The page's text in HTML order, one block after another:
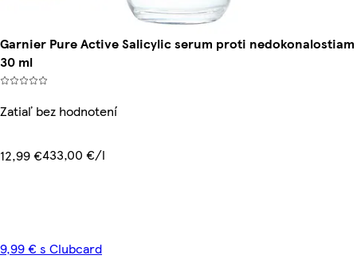
Garnier Pure Active Salicylic serum proti nedokonalostiam
30 ml
Zatiaľ bez hodnotení
12,99 €433,00 €/l
9,99 € s Clubcard